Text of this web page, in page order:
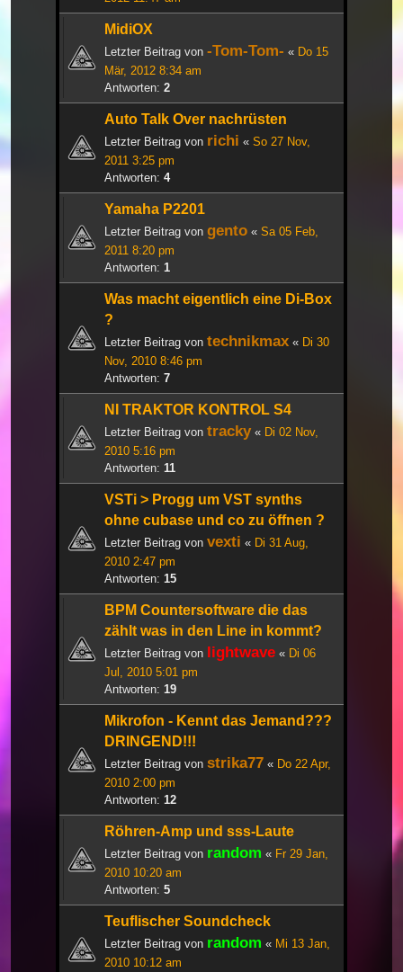
MidiOX
Letzter Beitrag von -Tom-Tom- « Do 15
Mär, 2012 8:34 am
Antworten: 2
Auto Talk Over nachrüsten
Letzter Beitrag von richi « So 27 Nov,
2011 3:25 pm
Antworten: 4
Yamaha P2201
Letzter Beitrag von gento « Sa 05 Feb,
2011 8:20 pm
Antworten: 1
Was macht eigentlich eine Di-Box
?
Letzter Beitrag von technikmax « Di 30
Nov, 2010 8:46 pm
Antworten: 7
NI TRAKTOR KONTROL S4
Letzter Beitrag von tracky« Di 02 Nov,
2010 5:16 pm
Antworten: 11
VSTi > Progg um VST synths
ohne cubase und co zu öffnen ?
Letzter Beitrag von vexti « Di 31 Aug,
2010 2:47 pm
Antworten: 15
BPM Countersoftware die das
zählt was in den Line in kommt?
Letzter Beitrag von lightwave « Di 06
Jul, 2010 5:01 pm
Antworten: 19
Mikrofon - Kennt das Jemand???
DRINGEND!!!
Letzter Beitrag von strika77 « Do 22 Apr,
2010 2:00 pm
Antworten: 12
Röhren-Amp und sss-Laute
Letzter Beitrag von random « Fr 29 Jan,
2010 10:20 am
Antworten: 5
Teuflischer Soundcheck
Letzter Beitrag von random « Mi 13 Jan,
2010 10:12 am